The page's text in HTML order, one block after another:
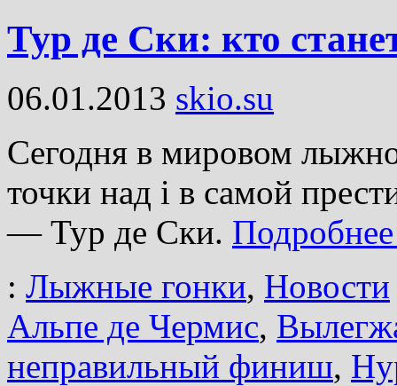
Тур де Ски: кто
06.01.2013 skio.su
Сегодня в мировом
точки над i в самой
— Тур де Ски.
: Лыжные гонки, Новости
Альпе де Чермис,
неправильный финиш,